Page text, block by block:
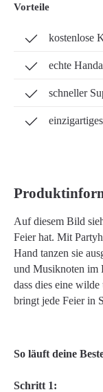
Vorteile
kostenlose
echte
schneller
Auf diesem Bild
Feier hat. Mit
Hand tanzen sie
und Musiknoten im
dass dies eine
bringt jede Feier in
So läuft deine
Schritt 1: